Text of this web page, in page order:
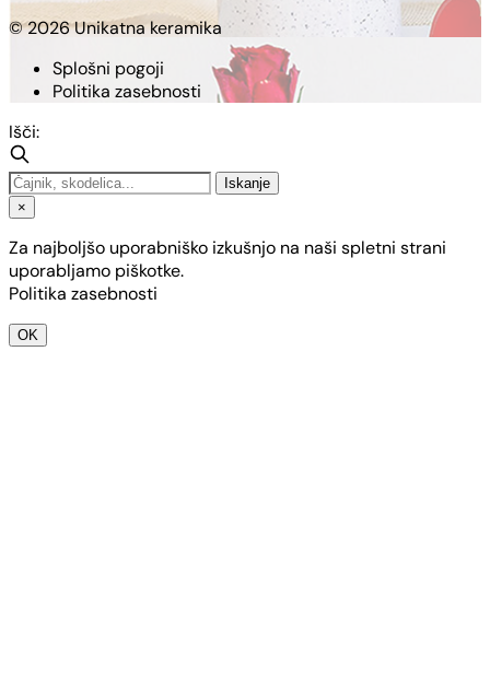
© 2026 Unikatna keramika
Splošni pogoji
Politika zasebnosti
Išči:
Iskanje
×
Za najboljšo uporabniško izkušnjo na naši spletni strani
uporabljamo piškotke.
Politika zasebnosti
OK